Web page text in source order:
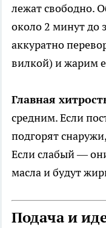
лежат свободно.
около 2 минут до
аккуратно
вилкой) и жарим
Главная
средним. Если
подгорят
Если слабый —
масла и будут
Подача и